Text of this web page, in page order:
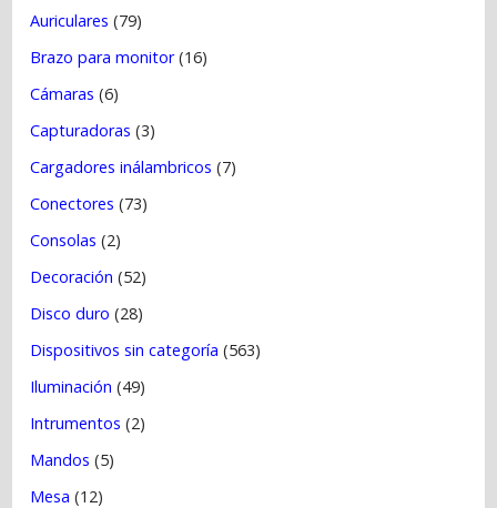
Auriculares (79)
Brazo para monitor(16)
Cámaras (6)
Capturadoras (3)
Cargadores inálambricos (7)
Conectores (73)
Consolas (2)
Decoración (52)
Disco duro (28)
Dispositivos sin categoría (563)
Iluminación (49)
Intrumentos (2)
Mandos (5)
Mesa (12)